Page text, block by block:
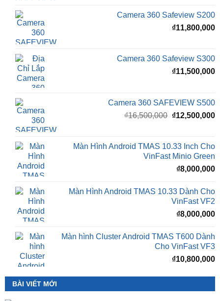
₫16,500,000.
Camera 360 Safeview S200
₫11,800,000
Camera 360 Safeview S300
₫11,500,000
Camera 360 SAFEVIEW S500
₫16,500,000 Giá
₫16,500,000.
₫12,500,000
Màn Hình Android TMAS 10.33 Inch Cho
VinFast Minio Green
₫8,000,000
Màn Hình Android TMAS 10.33 Dành Cho
VinFast VF2
₫8,000,000
Màn hình Cluster Android TMAS T600 Dành
Cho VinFast VF3
₫10,800,000
BÀI VIẾT MỚI